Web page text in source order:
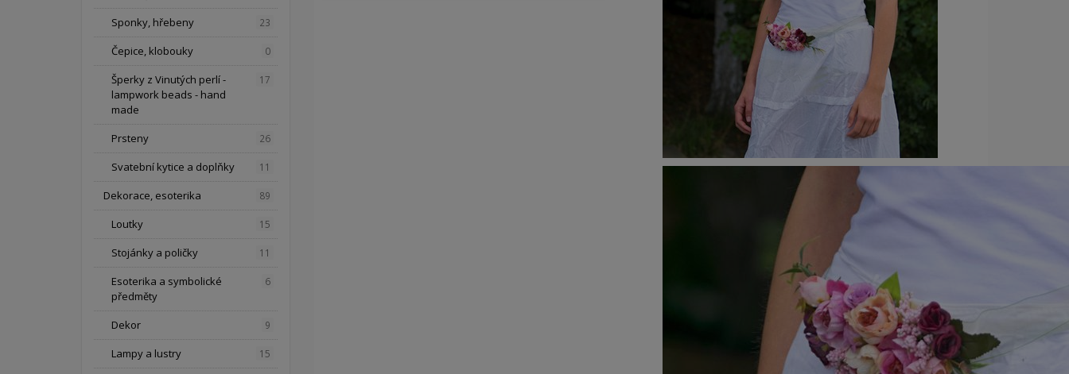
Sponky, hřebeny 23
Čepice, klobouky 0
Šperky z Vinutých perlí -
lampwork beads - hand
made
17
Prsteny 26
Svatební kytice a doplňky 11
Dekorace, esoterika 89
Loutky 15
Stojánky a poličky 11
Esoterika a symbolické
předměty
6
Dekor 9
Lampy a lustry 15